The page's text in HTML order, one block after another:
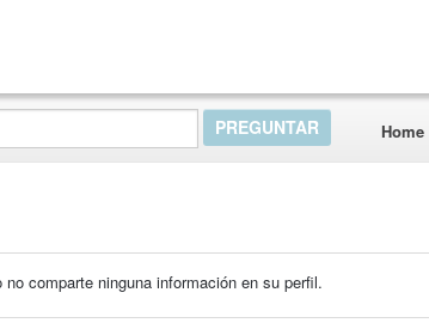
Home
comparte ninguna información en su perfil.